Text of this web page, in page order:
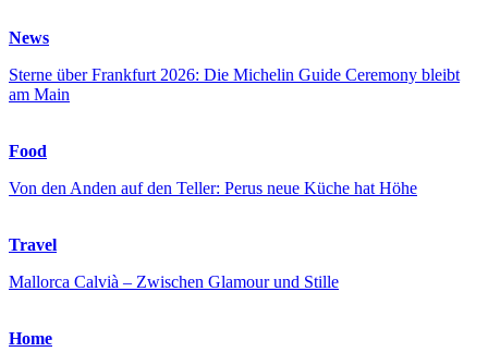
News
Sterne über Frankfurt 2026: Die Michelin Guide Ceremony bleibt
am Main
Food
Von den Anden auf den Teller: Perus neue Küche hat Höhe
Travel
Mallorca Calvià – Zwischen Glamour und Stille
Home